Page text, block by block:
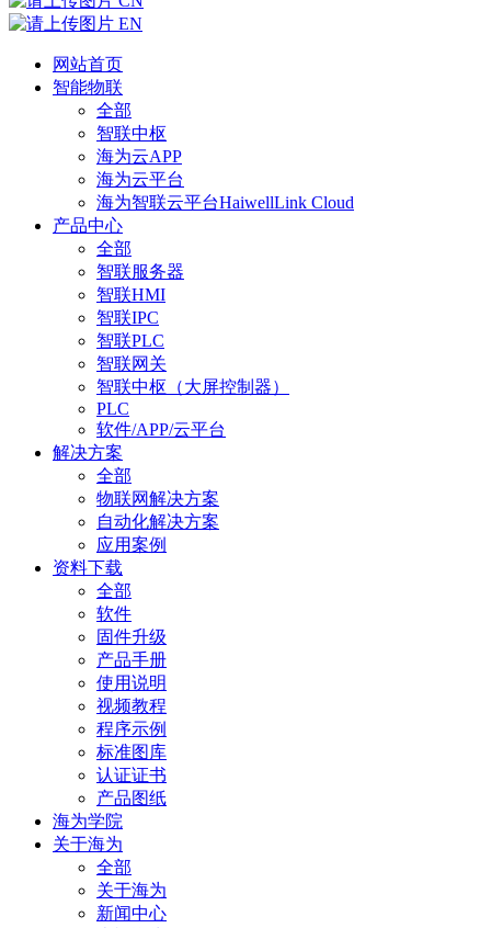
EN
网站首页
智能物联
全部
智联中枢
海为云APP
海为云平台
海为智联云平台HaiwellLink Cloud
产品中心
全部
智联服务器
智联HMI
智联IPC
智联PLC
智联网关
智联中枢（大屏控制器）
PLC
软件/APP/云平台
解决方案
全部
物联网解决方案
自动化解决方案
应用案例
资料下载
全部
软件
固件升级
产品手册
使用说明
视频教程
程序示例
标准图库
认证证书
产品图纸
海为学院
关于海为
全部
关于海为
新闻中心